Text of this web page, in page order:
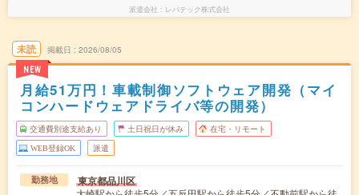
派遣会社 レバテック株式会社
未読
NEW
掲載日 2026/08/05
月給51万円！車載制御ソフトウェア開発（マイ
コンハードウェアドライバ等の開発）
交通費別途支給あり 土日祝日が休み 在宅・リモート
WEB登録OK 派遣
勤務地 東京都品川区